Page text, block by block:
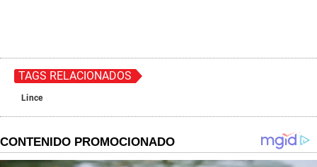
TAGS RELACIONADOS
Lince